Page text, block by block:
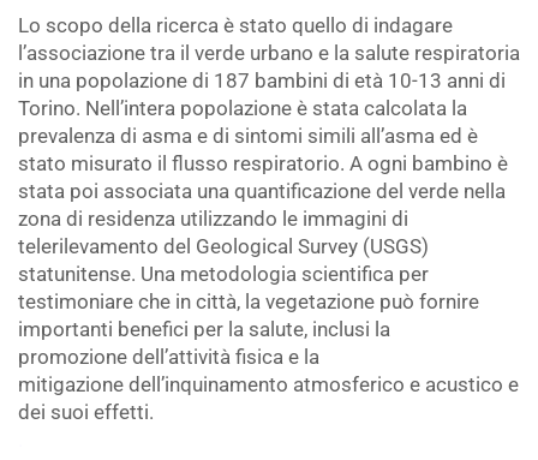
Lo scopo della ricerca è stato quello di indagare
l’associazione tra il verde urbano e la salute respiratoria
in una popolazione di 187 bambini di età 10-13 anni di
Torino. Nell’intera popolazione è stata calcolata la
prevalenza di asma e di sintomi simili all’asma ed è
stato misurato il flusso respiratorio. A ogni bambino è
stata poi associata una quantificazione del verde nella
zona di residenza utilizzando le immagini di
telerilevamento del Geological Survey (USGS)
statunitense. Una metodologia scientifica per
testimoniare che in città, la vegetazione può fornire
importanti benefici per la salute, inclusi la
promozione dell’attività fisica e la
mitigazione dell’inquinamento atmosferico e acustico e
dei suoi effetti.